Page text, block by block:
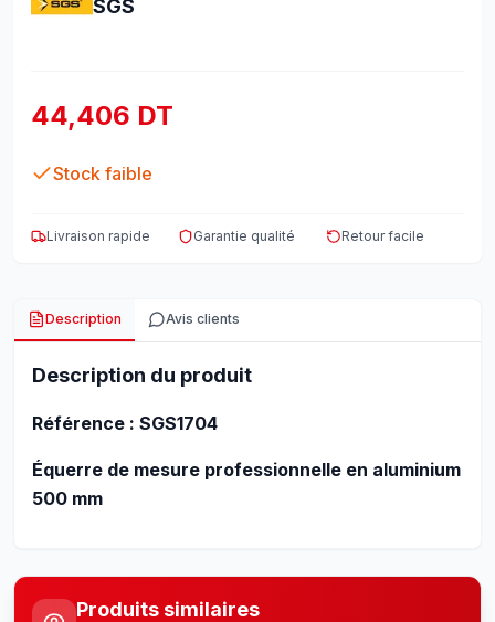
SGS
44,406 DT
Stock faible
Livraison rapide Garantie qualité Retour facile
Description Avis clients
Description du produit
Référence : SGS1704
Équerre de mesure professionnelle en aluminium
500 mm
Produits similaires